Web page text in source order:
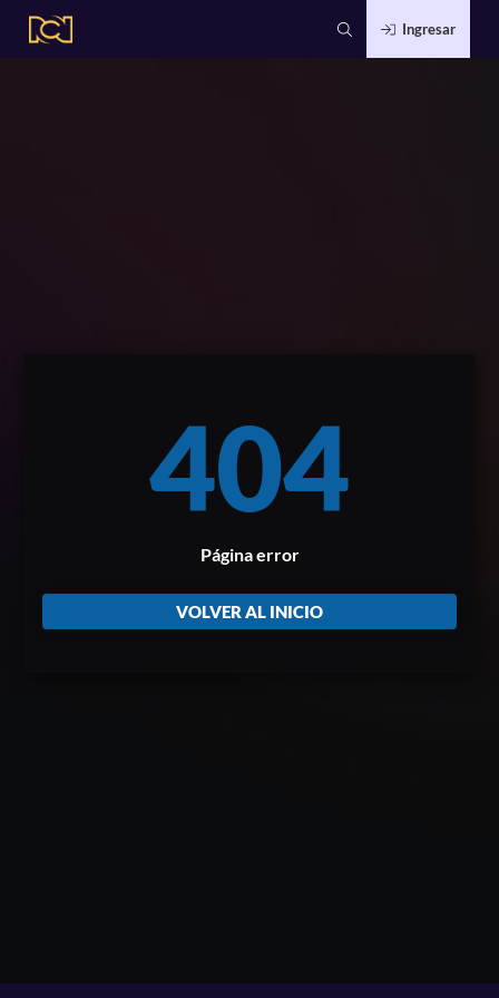
Ingresar
404
Página error
VOLVER AL INICIO